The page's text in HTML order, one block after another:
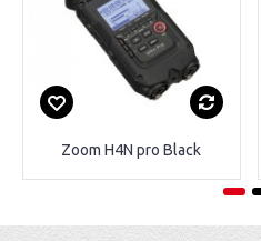
Zoom H4N pro Black